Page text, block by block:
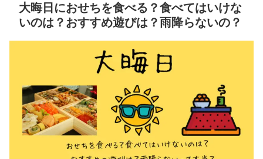
大晦日におせちを食べる？食べてはいけな
いのは？おすすめ遊びは？雨降らないの？